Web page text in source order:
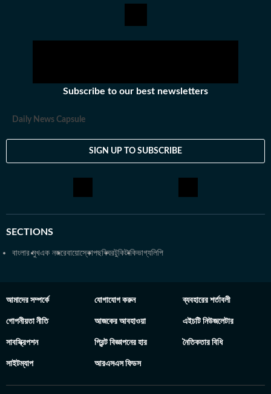
ভারতে কাজ করার অভিজ্ঞতা রয়েছে অভিজিতের। এছাড়া আকাশবাণীতে রেডিও
জকি হিসেবেও কাজ করেছিলেন তিনি। খবরের জগৎ ছাড়া খেলাধুলো, ইতিহাসে
থেকে। এরপর কলকাতা বিশ্ববিদ্যালয় থেকে একই বিষয়ে স্নাতকোত্তর ডিগ্রি
বই পড়ে এবং বিভিন্ন বিষয়ে ডকুমেন্টারি দেখে।
Subscribe to our best newsletters
Daily News Capsule
SIGN UP TO SUBSCRIBE
SECTIONS
বাংলার মুখএক নজরেবায়োস্কোপছবিঘরটুকিটাকিভাগ্যলিপি
আমাদের সম্পর্কে যোগাযোগ করুন ব্যবহারের শর্তাবলী
গোপনীয়তা নীতি আজকের আবহাওয়া এইচটি নিউজলেটার
সাবস্ক্রিপশন প্রিন্ট বিজ্ঞাপনের হার নৈতিকতার বিধি
সাইটম্যাপ আরএসএস ফিডস